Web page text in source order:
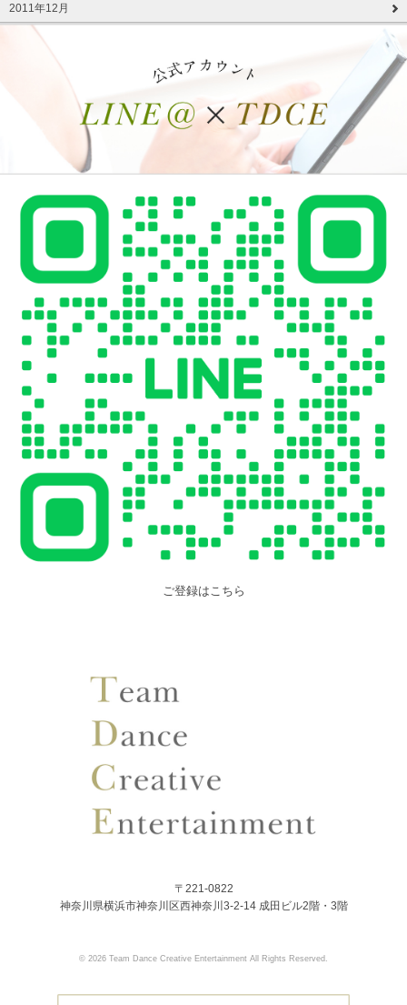
2011年12月
ご登録はこちら
〒221-0822
神奈川県横浜市神奈川区西神奈川3-2-14 成田ビル2階・3階
© 2026 Team Dance Creative Entertainment All Rights Reserved.